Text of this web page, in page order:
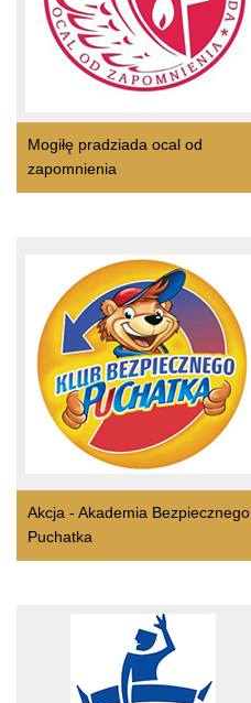
Mogiłę pradziada ocal od
zapomnienia
Akcja - Akademia Bezpiecznego
Puchatka